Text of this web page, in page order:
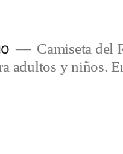
Camiseta del
adultos y niños.